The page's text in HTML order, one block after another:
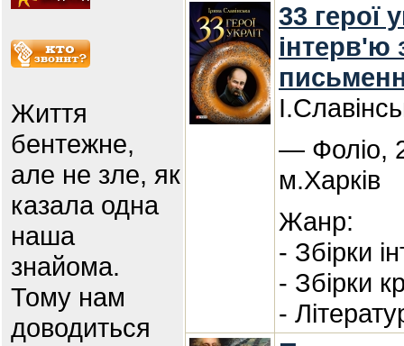
Життя
бентежне,
але не зле, як
казала одна
наша
знайома.
Тому нам
доводиться
33 герої
інтерв'ю
— Фоліо,
м.Харків
Жанр:
- Збірки
- Збірки
-